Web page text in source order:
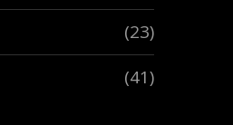
(23)
(41)